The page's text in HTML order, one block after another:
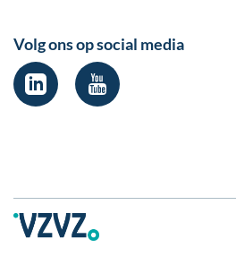
Volg ons op social media